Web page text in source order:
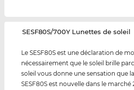
‌SESF80S/700Y Lunettes de soleil
Le SESF80S est une déclaration de
nécessairement que le soleil brille
soleil vous donne une sensation que
SESF80S est nouvelle dans le marché